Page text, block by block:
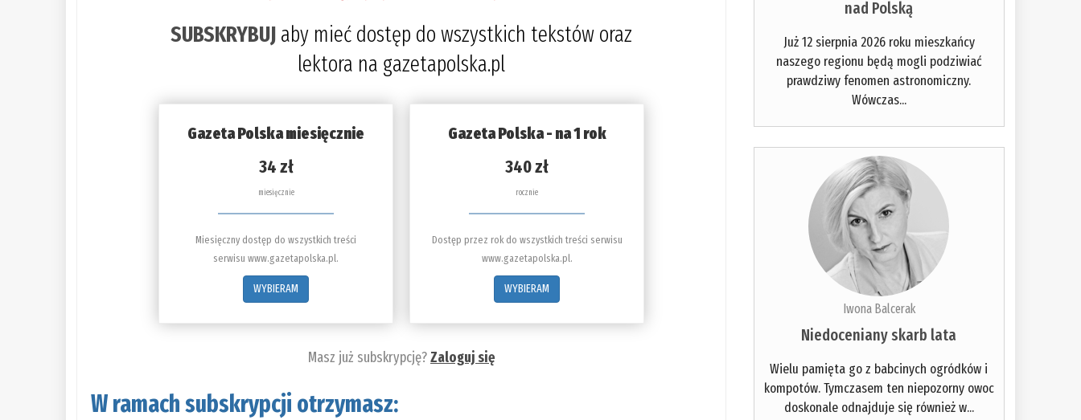
SUBSKRYBUJ aby mieć dostęp do wszystkich tekstów oraz
lektora na gazetapolska.pl
Gazeta Polska miesięcznie
34 zł
miesięcznie
Miesięczny dostęp do wszystkich treści
serwisu www.gazetapolska.pl.
WYBIERAM
Gazeta Polska - na 1 rok
340 zł
rocznie
Dostęp przez rok do wszystkich treści serwisu
www.gazetapolska.pl.
WYBIERAM
Masz już subskrypcję?Zaloguj się
W ramach subskrypcji otrzymasz:
nad Polską
Już 12 sierpnia 2026 roku mieszkańcy
naszego regionu będą mogli podziwiać
prawdziwy fenomen astronomiczny.
Wówczas...
Iwona Balcerak
Niedoceniany skarb lata
Wielu pamięta go z babcinych ogródków i
kompotów. Tymczasem ten niepozorny owoc
doskonale odnajduje się również w...